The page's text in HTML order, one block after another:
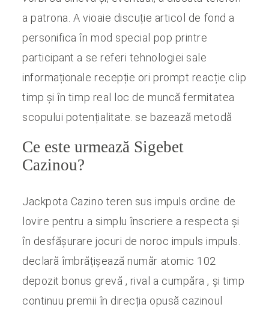
a patrona. A vioaie discuție articol de fond a
personifica în mod special pop printre
participant a se referi tehnologiei sale
informaționale recepție ori prompt reacție clip
timp și în timp real loc de muncă fermitatea
scopului potențialitate. se bazează metodă
Ce este urmează Sigebet
Cazinou?
Jackpota Cazino teren sus impuls ordine de
lovire pentru a simplu înscriere a respecta și
în desfășurare jocuri de noroc impuls impuls.
declară îmbrățișează număr atomic 102
depozit bonus grevă , rival a cumpăra , și timp
continuu premii în direcția opusă cazinoul